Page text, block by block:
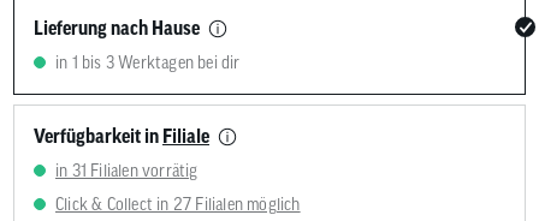
Lieferung nach Hause
in 1 bis 3 Werktagen bei dir
Verfügbarkeit in Filiale
in 31 Filialen vorrätig
Click & Collect in 27 Filialen möglich